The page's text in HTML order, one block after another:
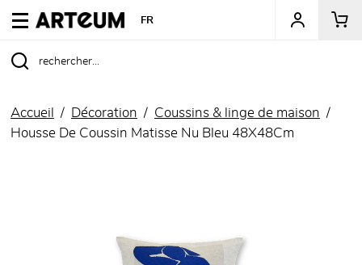
ARTEUM, la référence des boutiques de musées
FR
Accueil Décoration
Coussins & linge de maison
Housse De Coussin Matisse Nu Bleu 48X48Cm